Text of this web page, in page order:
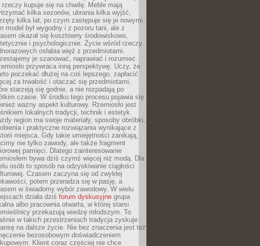
rzeczy kupuje się na chwilę. Meble mają
kilka sezonów, ubrania kilka wyjść,
kilka lat, po czym zastępuje się je nowymi.
model był wygodny i z pozoru tani, ale z
okazał się kosztowny środowiskowo,
i psychologicznie. Życie wśród rzeczy
osłabia więź z przedmiotami.
je szanować, naprawiać i rozumieć.
przywraca inną perspektywę. Uczy, że
poczekać dłużej na coś lepszego, zapłacić
za trwałość i otaczać się przedmiotami,
starzeją się godnie, a nie rozpadają po
czasie. W środku tego procesu pojawia się
ważny aspekt kulturowy. Rzemiosło jest
lokalnych tradycji, technik i estetyk.
region ma swoje materiały, sposoby obróbki,
i praktyczne rozwiązania wynikające z
miejsca. Gdy takie umiejętności zanikają,
nie tylko zawody, ale także fragment
pamięci. Dlatego zainteresowanie
bywa dziś czymś więcej niż modą. Dla
osób to sposób na odzyskiwanie ciągłości
Czasem zaczyna się od zwykłej
potem przeradza się w pasję, a
w świadomy wybór zawodowy. W wielu
działa dziś forum dyskusyjne grupa
albo pracownia otwarta, w której starsi
przekazują wiedzę młodszym. To
w takich przestrzeniach tradycja zyskuje
na dalsze życie. Nie bez znaczenia jest też
bezosobowym doświadczeniem
Klient coraz częściej nie chce